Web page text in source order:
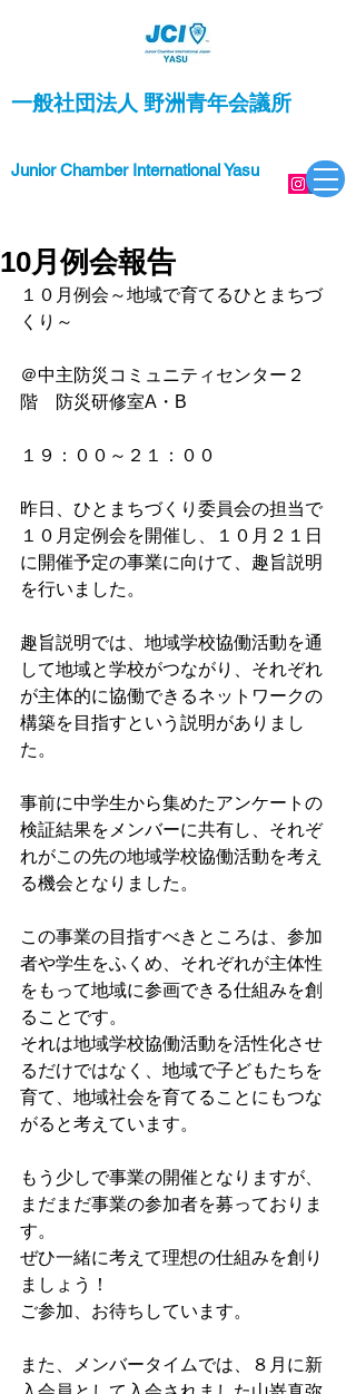
一般社団法人 野洲青年会議所
Junior Chamber International Yasu
10月例会報告
１０月例会～地域で育てるひとまちづ
くり～
＠中主防災コミュニティセンター２
階　防災研修室A・B
１９：００～２１：００
昨日、ひとまちづくり委員会の担当で
１０月定例会を開催し、１０月２１日
に開催予定の事業に向けて、趣旨説明
を行いました。
趣旨説明では、地域学校協働活動を通
して地域と学校がつながり、それぞれ
が主体的に協働できるネットワークの
構築を目指すという説明がありまし
た。
事前に中学生から集めたアンケートの
検証結果をメンバーに共有し、それぞ
れがこの先の地域学校協働活動を考え
る機会となりました。
この事業の目指すべきところは、参加
者や学生をふくめ、それぞれが主体性
をもって地域に参画できる仕組みを創
ることです。
それは地域学校協働活動を活性化させ
るだけではなく、地域で子どもたちを
育て、地域社会を育てることにもつな
がると考えています。
もう少しで事業の開催となりますが、
まだまだ事業の参加者を募っておりま
す。
ぜひ一緒に考えて理想の仕組みを創り
ましょう！
ご参加、お待ちしています。
また、メンバータイムでは、８月に新